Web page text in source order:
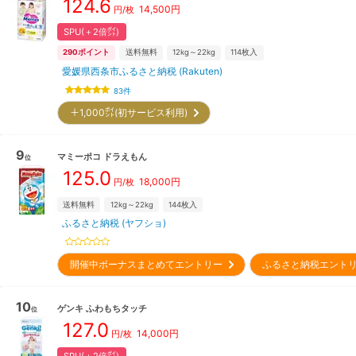
124.6 円/枚 14,500円
SPU(＋2倍㌽)
290ポイント 送料無料 12kg～22kg 114枚入
愛媛県西条市ふるさと納税 (Rakuten)
83件
＋1,000㌽(初サービス利用)
9位 マミーポコ ドラえもん
125.0 円/枚 18,000円
送料無料 12kg～22kg 144枚入
ふるさと納税 (ヤフショ)
開催中ボーナスまとめてエントリー ふるさと納税エン
10位 ゲンキ ふわもちタッチ
127.0 円/枚 14,000円